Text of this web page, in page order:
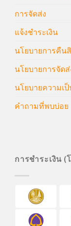
การจัดส่ง
แจ้งชำระเงิน
นโยบายการคืน
นโยบายการจัด
นโยบายความเ
คำถามที่พบบ่อย
การชำระเงิน